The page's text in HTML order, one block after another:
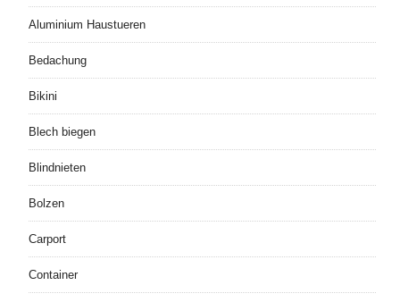
Aluminium Haustueren
Bedachung
Bikini
Blech biegen
Blindnieten
Bolzen
Carport
Container